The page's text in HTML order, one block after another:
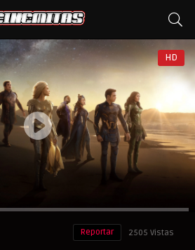
HD
2505 Vistas
Reportar